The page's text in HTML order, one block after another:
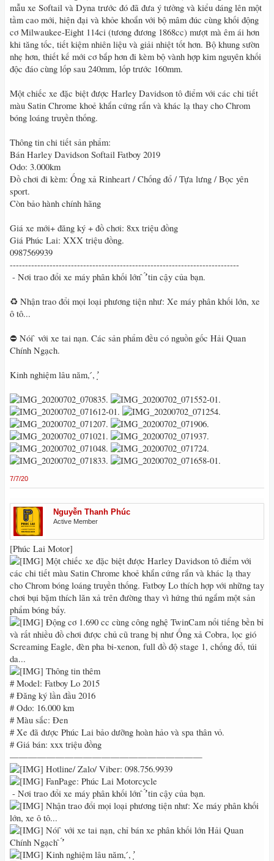
mẫu xe Softail và Dyna trước đó đã đưa ý tưởng và kiểu dáng lên một
tầm cao mới, hiện đại và khỏe khoắn với bộ mâm đúc cùng khối động
cơ Milwaukee-Eight 114ci (tương đương 1868cc) mượt mà êm ái hơn
khi tăng tốc, tiết kiệm nhiên liệu và giải nhiệt tốt hơn. Bộ khung sườn
nhẹ hơn, thiết kế mới cơ bắp hơn đi kèm bộ vành hợp kim nguyên khối
độc đáo cùng lốp sau 240mm, lốp trước 160mm.
Một chiếc xe đặc biệt được Harley Davidson tô điểm với các chi tiết
màu Satin Chrome khoẻ khắn cứng rắn và khác lạ thay cho Chrom
bóng loáng truyền thống.
Thông tin chi tiết sản phẩm:
Bán Harley Davidson Softail Fatboy 2019
Odo: 3.000km
Đồ chơi đi kèm: Ống xả Rinheart / Chống đổ / Tựa lưng / Bọc yên
sport.
Còn bảo hành chính hãng
Giá xe mới+ đăng ký + đồ chơi: 8xx triệu đồng
Giá Phúc Lai: XXX triệu đồng.
0987569939
---------------------------------------------------------------------------
́ - Nơi trao đổi xe máy phân khối lớn ̂ ̛̛́ tin cậy của bạn.
♻️ Nhận trao đổi mọi loại phương tiện như: Xe máy phân khối lớn, xe
ô tô...
⛔️ Nói ̂ với xe tai nạn. Các sản phẩm đều có nguồn gốc Hải Quan
Chính Ngạch.
Kinh nghiệm lâu năm, ́, ̛̣
7/7/20
Nguyễn Thanh Phúc
Active Member
[Phúc Lai Motor]
Một chiếc xe đặc biệt được Harley Davidson tô điểm với
các chi tiết màu Satin Chrome khoẻ khắn cứng rắn và khác lạ thay
cho Chrom bóng loáng truyền thống. Fatboy Lo thích hợp với những tay
chơi bụi bặm thích lăn xả trên đường thay vì hứng thú ngắm một sản
phẩm bóng bẩy.
Động cơ 1.690 cc cùng công nghệ TwinCam nổi tiếng bền bỉ
và rất nhiều đồ chơi được chủ cũ trang bị như Ống xả Cobra, lọc gió
Screaming Eagle, đèn pha bi-xenon, full đồ độ stage 1, chống đổ, túi
da...
Thông tin thêm
# Model: Fatboy Lo 2015
# Đăng ký lần đầu 2016
# Odo: 16.000 km
# Màu sắc: Đen
# Xe đã được Phúc Lai bảo dưỡng hoàn hảo và spa thân vỏ.
# Giá bán: xxx triệu đồng
—————————————————————
Hotline/ Zalo/ Viber: 098.756.9939
FanPage: Phúc Lai Motorcycle
́ - Nơi trao đổi xe máy phân khối lớn ̂ ̛̛́ tin cậy của bạn.
Nhận trao đổi mọi loại phương tiện như: Xe máy phân khối
lớn, xe ô tô...
Nói ̂ với xe tai nạn, chỉ bán xe phân khối lớn Hải Quan
Chính Ngạch ̂ ̛̛́
Kinh nghiệm lâu năm, ́, ̛̣